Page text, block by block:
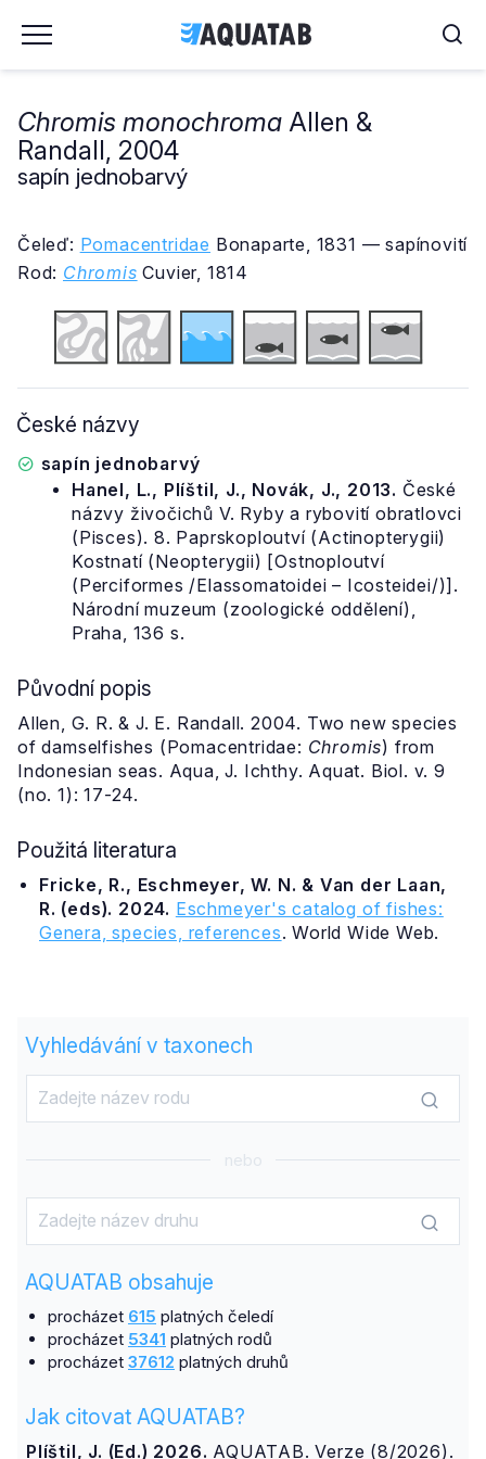
Chromis monochroma Allen &
Randall, 2004
sapín jednobarvý
Čeleď: Pomacentridae Bonaparte, 1831 — sapínovití
Rod: Chromis Cuvier, 1814
České názvy
sapín jednobarvý
Hanel, L., Plíštil, J., Novák, J., 2013. České
názvy živočichů V. Ryby a rybovití obratlovci
(Pisces). 8. Paprskoploutví (Actinopterygii)
Kostnatí (Neopterygii) [Ostnoploutví
(Perciformes /Elassomatoidei – Icosteidei/)].
Národní muzeum (zoologické oddělení),
Praha, 136 s.
Původní popis
Allen, G. R. & J. E. Randall. 2004. Two new species
of damselfishes (Pomacentridae: Chromis) from
Indonesian seas. Aqua, J. Ichthy. Aquat. Biol. v. 9
(no. 1): 17-24.
Použitá literatura
Fricke, R., Eschmeyer, W. N. & Van der Laan,
R. (eds). 2024. Eschmeyer's catalog of fishes:
Genera, species, references. World Wide Web.
Vyhledávání v taxonech
nebo
AQUATAB obsahuje
procházet 615 platných čeledí
procházet 5341 platných rodů
procházet 37612 platných druhů
Jak citovat AQUATAB?
Plíštil, J. (Ed.) 2026. AQUATAB. Verze (8/2026).